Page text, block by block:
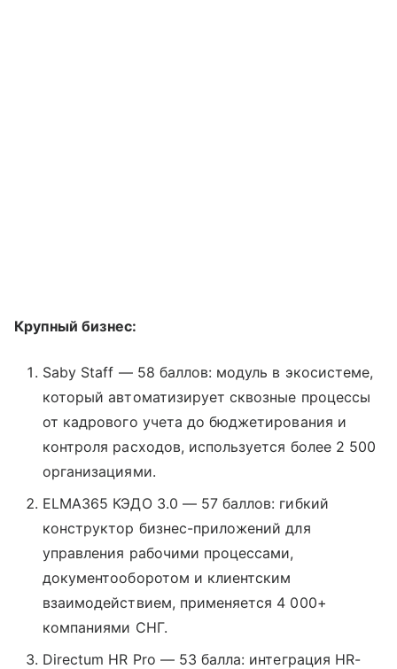
Крупный бизнес:
Saby Staff — 58 баллов: модуль в экосистеме,
который автоматизирует сквозные процессы
от кадрового учета до бюджетирования и
контроля расходов, используется более 2 500
организациями.
ELMA365 КЭДО 3.0 — 57 баллов: гибкий
конструктор бизнес-приложений для
управления рабочими процессами,
документооборотом и клиентским
взаимодействием, применяется 4 000+
компаниями СНГ.
Directum HR Pro — 53 балла: интеграция HR-